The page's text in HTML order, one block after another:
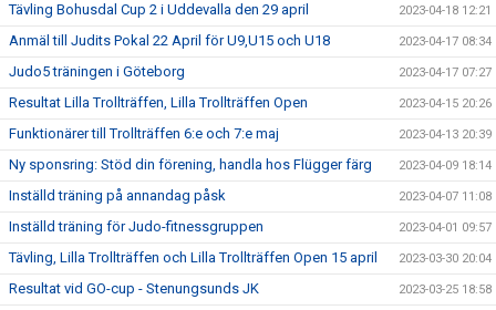
Tävling Bohusdal Cup 2 i Uddevalla den 29 april 2023-04-18 12:21
Anmäl till Judits Pokal 22 April för U9,U15 och U18 2023-04-17 08:34
Judo5 träningen i Göteborg 2023-04-17 07:27
Resultat Lilla Trollträffen, Lilla Trollträffen Open 2023-04-15 20:26
Funktionärer till Trollträffen 6:e och 7:e maj 2023-04-13 20:39
Ny sponsring: Stöd din förening, handla hos Flügger färg 2023-04-09 18:14
Inställd träning på annandag påsk 2023-04-07 11:08
Inställd träning för Judo-fitnessgruppen 2023-04-01 09:57
Tävling, Lilla Trollträffen och Lilla Trollträffen Open 15 april 2023-03-30 20:04
Resultat vid GO-cup - Stenungsunds JK 2023-03-25 18:58